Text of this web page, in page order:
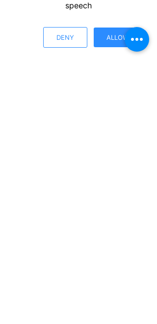
speech
DENY ALLOW